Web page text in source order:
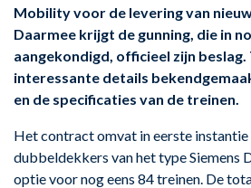
Mobility voor de levering van
Daarmee krijgt de gunning, die in
aangekondigd, officieel zijn beslag.
interessante details
en de specificaties van de treinen.
Het contract omvat in eerste
dubbeldekkers van het type Siemens
optie voor nog eens 84 treinen. De